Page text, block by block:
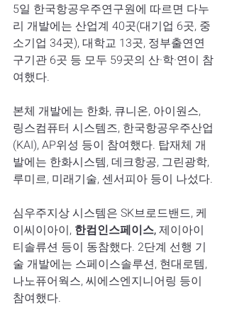
5일 한국항공우주연구원에 따르면 다누
리 개발에는 산업계 40곳(대기업 6곳, 중
소기업 34곳), 대학교 13곳, 정부출연연
구기관 6곳 등 모두 59곳의 산·학·연이 참
여했다.
본체 개발에는 한화, 큐니온, 아이원스,
링스컴퓨터 시스템즈, 한국항공우주산업
(KAI), AP위성 등이 참여했다. 탑재체 개
발에는 한화시스템, 데크항공, 그린광학,
루미르, 미래기술, 센서피아 등이 나섰다.
심우주지상 시스템은 SK브로드밴드, 케
이씨이아이, 한컴인스페이스, 제이아이
티솔류션 등이 동참했다. 2단계 선행 기
술 개발에는 스페이스솔루션, 현대로템,
나노퓨어웍스, 씨에스엔지니어링 등이
참여했다.